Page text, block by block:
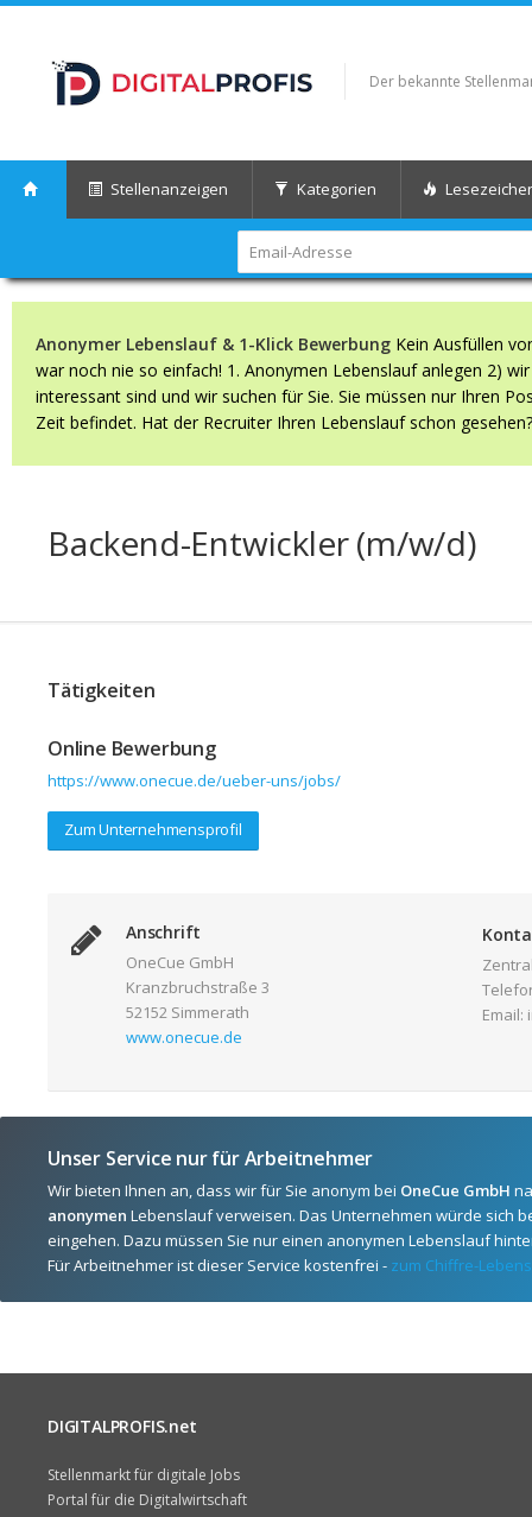
Der bekannte
Stellenanzeigen Kategorien
Anonymer Lebenslauf & 1-Klick Bewerbung Kein Ausfüllen
war noch nie so einfach! 1. Anonymen Lebenslauf anlegen 2)
interessant sind und wir suchen für Sie. Sie müssen nur Ihren
Zeit befindet. Hat der Recruiter Ihren Lebenslauf schon
Backend-Entwickler (m/w/d)
Tätigkeiten
Online Bewerbung
https://www.onecue.de/ueber-uns/jobs/
Zum Unternehmensprofil
Anschrift
OneCue GmbH
Kranzbruchstraße 3
52152 Simmerath
www.onecue.de
Email:
Unser Service nur für Arbeitnehmer
Wir bieten Ihnen an, dass wir für Sie anonym bei OneCue GmbH
anonymen Lebenslauf verweisen. Das Unternehmen würde sich
eingehen. Dazu müssen Sie nur einen anonymen Lebenslauf
Für Arbeitnehmer ist dieser Service kostenfrei - zum Chiffre-
DIGITALPROFIS.net
Stellenmarkt für digitale Jobs
Portal für die Digitalwirtschaft